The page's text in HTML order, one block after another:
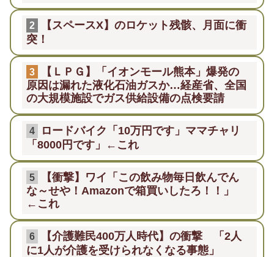
2
【スペースX】のロケット残骸、月面に衝
突！
3
【ＬＰＧ】「イオンモール熊本」爆発の
原因は漏れた液化石油ガスか…経産省、全国
の大規模施設でガス供給設備の点検要請
4
ロードバイク「10万円です」ママチャリ
「8000円です」←これ
5
【衝撃】ワイ「この飲み物毎日飲んでん
な～せや！Amazonで箱買いしたろ！！」
←これ
6
【介護難民400万人時代】の衝撃 「2人
に1人が介護を受けられなくなる事態」